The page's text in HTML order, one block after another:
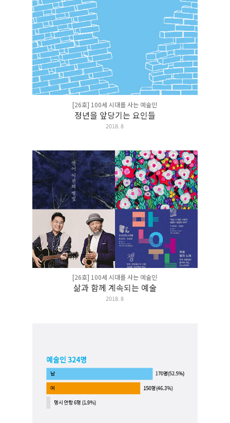
[26호] 100세 시대를 사는 예술인
정년을 앞당기는 요인들
2018. 8
[26호] 100세 시대를 사는 예술인
삶과 함께 계속되는 예술
2018. 8